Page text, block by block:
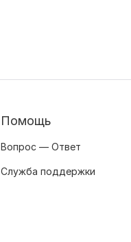
Помощь
Вопрос — Ответ
Служба поддержки